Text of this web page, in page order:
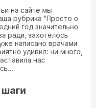
на сайте мы
рубрика "Просто о
год значительно
ради, захотелось
написано врачами
удивил: ни много,
нас